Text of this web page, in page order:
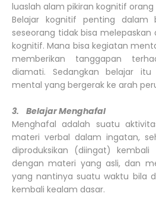
luaslah alam pikiran kognitif orang
Belajar kognitif penting dalam
seseorang tidak bisa
kognitif. Mana bisa kegiatan
memberikan tanggapan
diamati. Sedangkan belajar
mental yang bergerak ke arah
3. Belajar Menghafal
Menghafal adalah suatu
materi verbal dalam ingatan,
diproduksikan (diingat) kembali
dengan materi yang asli, dan
yang nantinya suatu waktu bila
kembali kealam dasar.